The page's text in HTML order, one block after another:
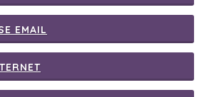
EMAIL